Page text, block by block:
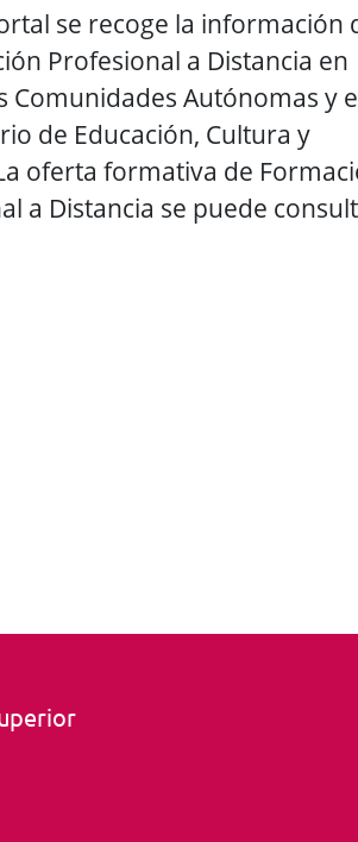
se recoge la información
Profesional a Distancia en
Comunidades Autónomas y
de Educación, Cultura y
oferta formativa de
a Distancia se puede